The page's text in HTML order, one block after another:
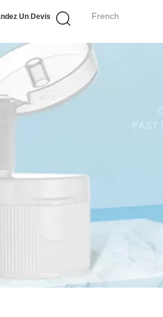
French
Un Devis